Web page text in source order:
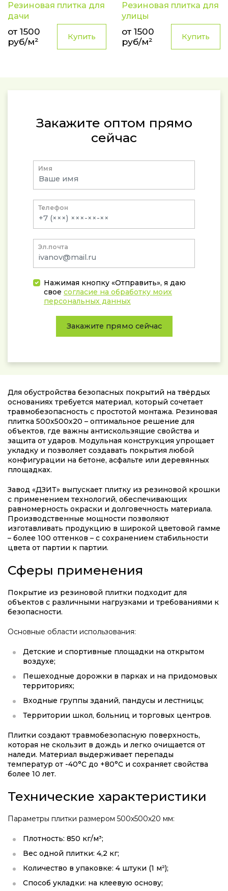
Резиновая плитка для
дачи
от 1500
руб/м²
Купить
Резиновая плитка для
улицы
от 1500
руб/м²
Купить
Закажите оптом прямо
сейчас
Имя
Телефон
Эл.почта
Нажимая кнопку «Отправить», я даю
свое согласие на обработку моих
персональных данных
Закажите прямо сейчас
Для обустройства безопасных покрытий на твёрдых
основаниях требуется материал, который сочетает
травмобезопасность с простотой монтажа. Резиновая
плитка 500х500х20 – оптимальное решение для
объектов, где важны антискользящие свойства и
защита от ударов. Модульная конструкция упрощает
укладку и позволяет создавать покрытия любой
конфигурации на бетоне, асфальте или деревянных
площадках.
Завод «ДЗИТ» выпускает плитку из резиновой крошки
с применением технологий, обеспечивающих
равномерность окраски и долговечность материала.
Производственные мощности позволяют
изготавливать продукцию в широкой цветовой гамме
– более 100 оттенков – с сохранением стабильности
цвета от партии к партии.
Сферы применения
Покрытие из резиновой плитки подходит для
объектов с различными нагрузками и требованиями к
безопасности.
Основные области использования:
Детские и спортивные площадки на открытом
воздухе;
Пешеходные дорожки в парках и на придомовых
территориях;
Входные группы зданий, пандусы и лестницы;
Территории школ, больниц и торговых центров.
Плитки создают травмобезопасную поверхность,
которая не скользит в дождь и легко очищается от
наледи. Материал выдерживает перепады
температур от -40°С до +80°С и сохраняет свойства
более 10 лет.
Технические характеристики
Параметры плитки размером 500х500х20 мм:
Плотность: 850 кг/м³;
Вес одной плитки: 4,2 кг;
Количество в упаковке: 4 штуки (1 м²);
Способ укладки: на клеевую основу;